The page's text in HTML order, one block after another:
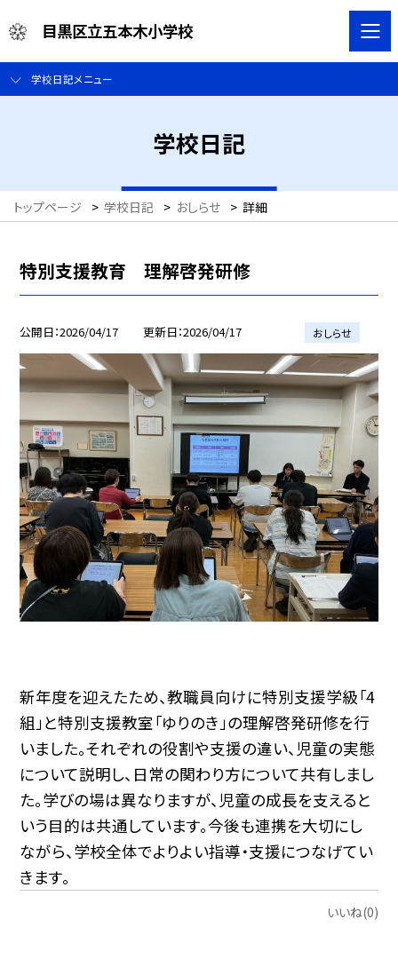
目黒区立五本木小学校
学校日記メニュー
学校日記
トップページ > 学校日記 > おしらせ > 詳細
特別支援教育 理解啓発研修
公開日 2026/04/17 更新日 2026/04/17 おしらせ
新年度を迎えたため、教職員向けに特別支援学級「4
組」と特別支援教室「ゆりのき」の理解啓発研修を行
いました。それぞれの役割や支援の違い、児童の実態
について説明し、日常の関わり方について共有しまし
た。学びの場は異なりますが、児童の成長を支えると
いう目的は共通しています。今後も連携を大切にし
ながら、学校全体でよりよい指導・支援につなげてい
きます。
いいね(0)